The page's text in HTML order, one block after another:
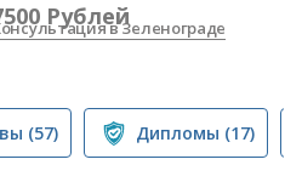
Рублейв Зеленограде
(57) Дипломы (17)